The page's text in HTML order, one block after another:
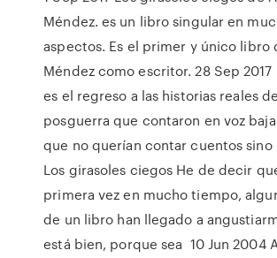
Méndez. es un libro singular en
aspectos. Es el primer y único libro
Méndez como escritor. 28 Sep
es el regreso a las historias reales
posguerra que contaron en voz
que no querían contar cuentos sino
Los girasoles ciegos He de decir
primera vez en mucho tiempo,
de un libro han llegado a
está bien, porque sea 10 Jun 2004